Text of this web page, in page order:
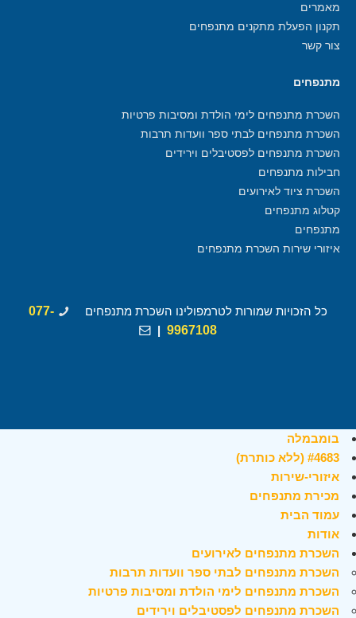
מאמרים
תקנון הפעלת מתקנים מתנפחים
צור קשר
מתנפחים
השכרת מתנפחים לימי הולדת ומסיבות פרטיות
השכרת מתנפחים לבתי ספר וועדות תרבות
השכרת מתנפחים לפסטיבלים וירידים
חבילות מתנפחים
השכרת ציוד לאירועים
קטלוג מתנפחים
מתנפחים
איזורי שירות השכרת מתנפחים
כל הזכויות שמורות לטרמפולינו השכרת מתנפחים
077-
9967108
|
בומבמלה
#4683 (ללא כותרת)
איזורי-שירות
מכירת מתנפחים
עמוד הבית
אודות
השכרת מתנפחים לאירועים
השכרת מתנפחים לבתי ספר וועדות תרבות
השכרת מתנפחים לימי הולדת ומסיבות פרטיות
השכרת מתנפחים לפסטיבלים וירידים